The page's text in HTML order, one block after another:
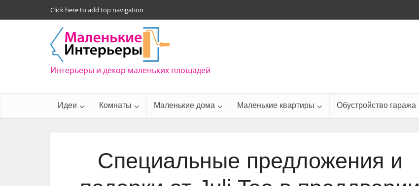
Click here to add top navigation
Интерьеры и декор маленьких площадей
Идеи Комнаты Маленькие дома Маленькие квартиры Обустройство гаража
Специальные предложения и